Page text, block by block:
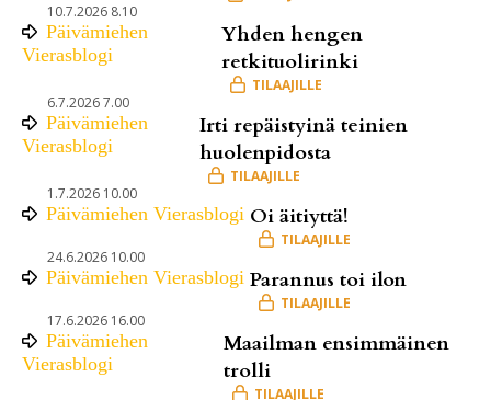
10.7.2026 8.10
Päivämiehen
Vierasblogi
Yhden hengen
retkituolirinki
6.7.2026 7.00
Päivämiehen
Vierasblogi
Irti repäistyinä teinien
huolenpidosta
1.7.2026 10.00
Päivämiehen Vierasblogi Oi äitiyttä!
24.6.2026 10.00
Päivämiehen Vierasblogi Parannus toi ilon
17.6.2026 16.00
Päivämiehen
Vierasblogi
Maailman ensimmäinen
trolli